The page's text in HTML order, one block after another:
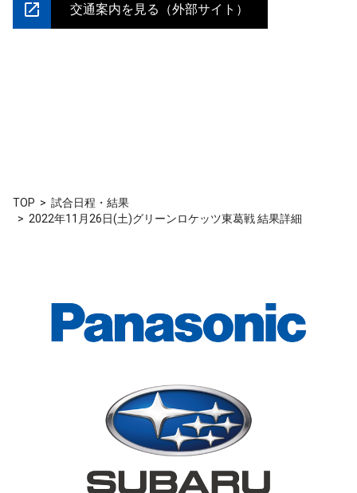
交通案内を見る（外部サイト）
TOP
試合日程・結果
2022年11月26日(土)グリーンロケッツ東葛戦 結果詳細